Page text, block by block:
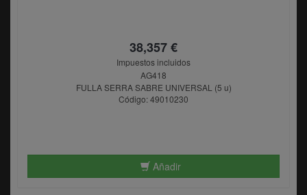
38,357 €
Impuestos incluidos
AG418
FULLA SERRA SABRE UNIVERSAL (5 u)
Código: 49010230
Añadir